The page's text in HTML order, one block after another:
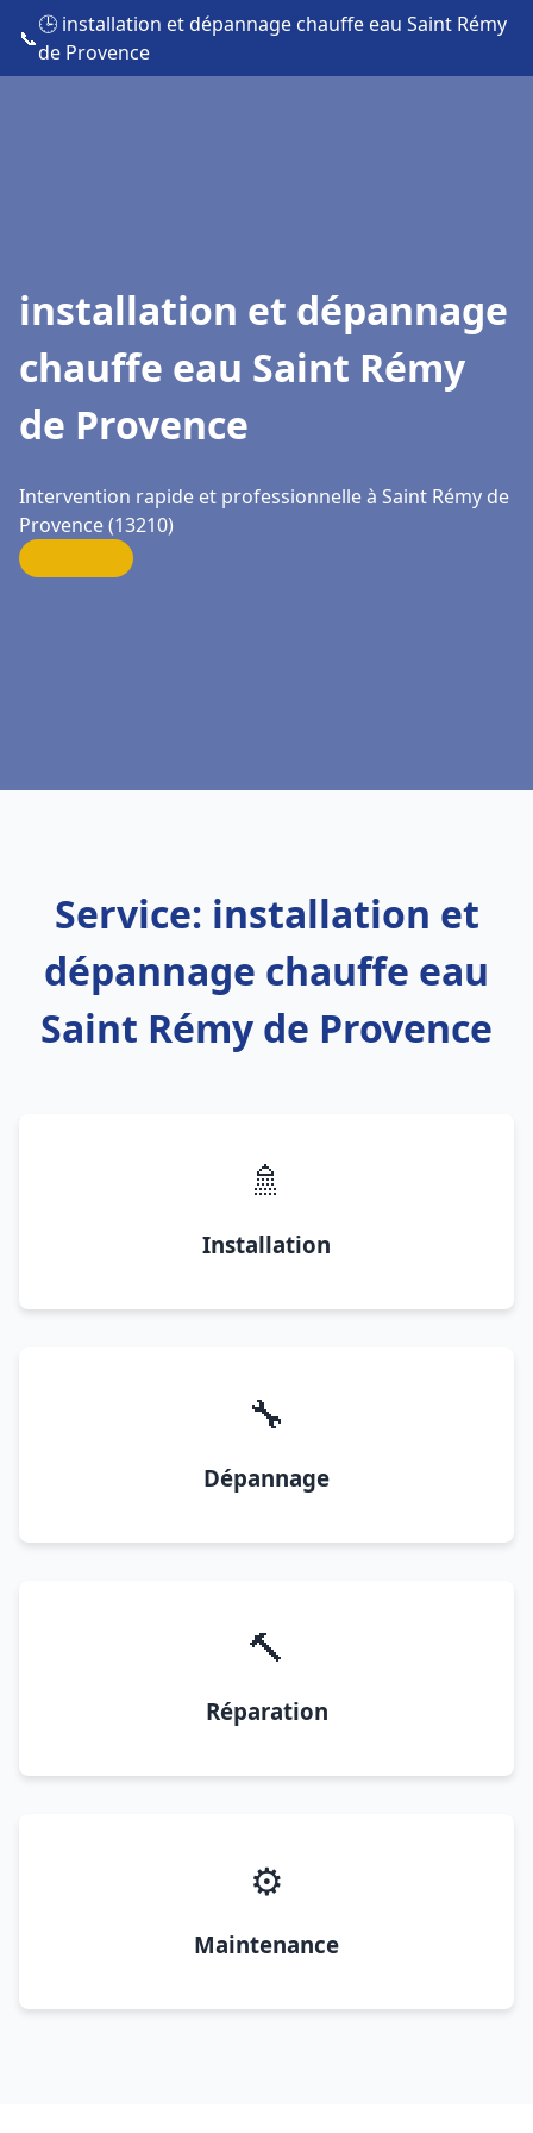
📞
🕒 installation et dépannage chauffe eau Saint Rémy
de Provence
installation et dépannage
chauffe eau Saint Rémy
de Provence
Intervention rapide et professionnelle à Saint Rémy de
Provence (13210)
Service: installation et
dépannage chauffe eau
Saint Rémy de Provence
🚿
Installation
🔧
Dépannage
🔨
Réparation
⚙️
Maintenance